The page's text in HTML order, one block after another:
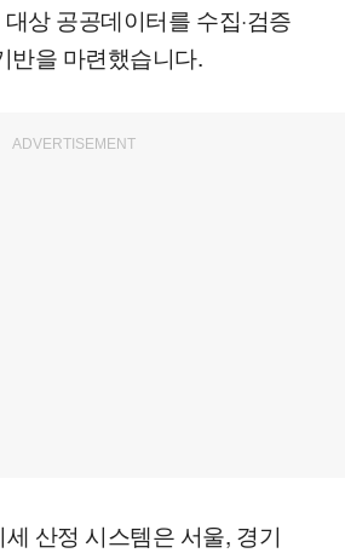
상 공공데이터를 수집·검증
반을 마련했습니다.
ADVERTISEMENT
산정 시스템은 서울, 경기